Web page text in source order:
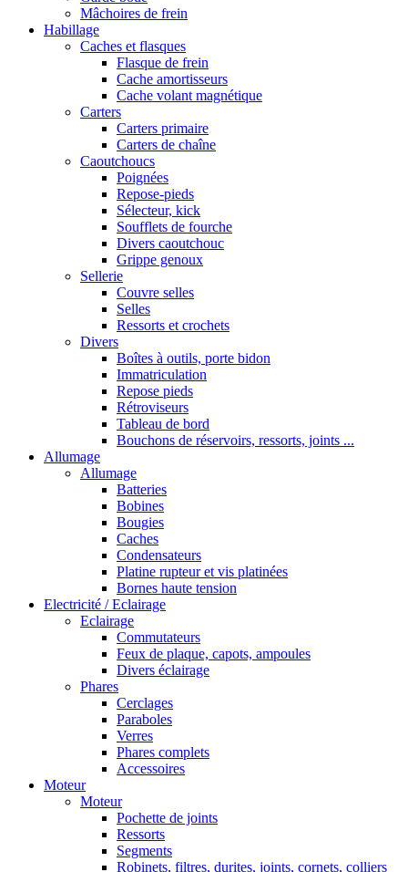
Mâchoires de frein
Habillage
Caches et flasques
Flasque de frein
Cache amortisseurs
Cache volant magnétique
Carters
Carters primaire
Carters de chaîne
Caoutchoucs
Poignées
Repose-pieds
Sélecteur, kick
Soufflets de fourche
Divers caoutchouc
Grippe genoux
Sellerie
Couvre selles
Selles
Ressorts et crochets
Divers
Boîtes à outils, porte bidon
Immatriculation
Repose pieds
Rétroviseurs
Tableau de bord
Bouchons de réservoirs, ressorts, joints ...
Allumage
Allumage
Batteries
Bobines
Bougies
Caches
Condensateurs
Platine rupteur et vis platinées
Bornes haute tension
Electricité / Eclairage
Eclairage
Commutateurs
Feux de plaque, capots, ampoules
Divers éclairage
Phares
Cerclages
Paraboles
Verres
Phares complets
Accessoires
Moteur
Moteur
Pochette de joints
Ressorts
Segments
Robinets, filtres, durites, joints, cornets, colliers